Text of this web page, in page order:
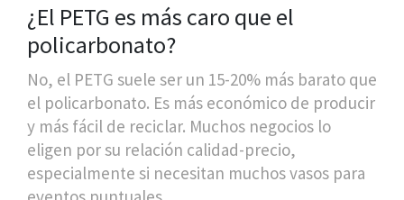
¿El PETG es más caro que el
policarbonato?
No, el PETG suele ser un 15-20% más barato que
el policarbonato. Es más económico de producir
y más fácil de reciclar. Muchos negocios lo
eligen por su relación calidad-precio,
especialmente si necesitan muchos vasos para